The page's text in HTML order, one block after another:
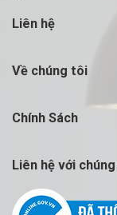
Liên hệ
Về chúng tôi
Chính Sách
Liên hệ với